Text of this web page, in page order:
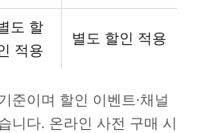
도 할
적용
별도 할인 적용
준이며 할인 이벤트·채널
니다. 온라인 사전 구매 시